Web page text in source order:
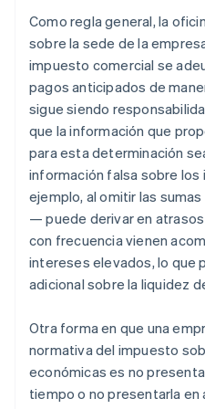
Como regla general, la
sobre la sede de la
impuesto comercial se
pagos anticipados de
sigue siendo
que la información que
para esta determinación
información falsa sobre
ejemplo, al omitir las
— puede derivar en
con frecuencia vienen
intereses elevados, lo que
adicional sobre la liquidez
Otra forma en que una
normativa del impuesto
económicas es no
tiempo o no presentarla en